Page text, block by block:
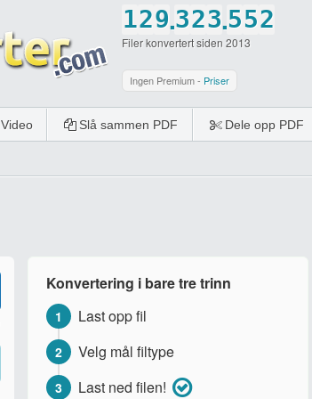
1
2
3
4
5
6
0
2
3
4
5
6
7
9
0
.3
4
5
6
7
8
2
3
4
5
6
7
3
4
5
6
7
8
.5
6
7
8
9
0
5
6
8
9
0
2
5
6
7
Filer konvertert siden 2013
Ingen Premium - Priser
Slå sammen PDF Dele opp PDF
Konvertering i bare tre trinn
1 Last opp fil
2 Velg mål filtype
3 Last ned filen!